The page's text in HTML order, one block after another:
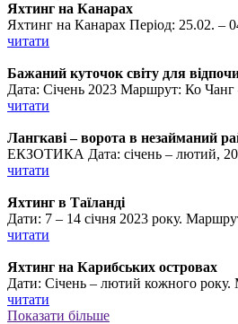
Яхтинг на Канарах
Яхтинг на Канарах Період: 25.02. –
читати
Бажаний куточок світу для
Дата: Січень 2023 Маршрут: Ко
читати
Лангкаві – ворота в незайманий
ЕКЗОТИКА Дата: січень – лютий,
читати
Яхтинг в Таїланді
Дати: 7 – 14 січня 2023 року.
читати
Яхтинг на Карибських островах
Дати: Січень – лютий кожного
читати
Показати більше